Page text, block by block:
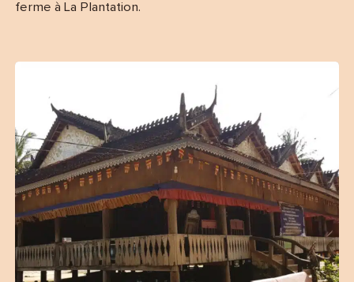
ferme à La Plantation.